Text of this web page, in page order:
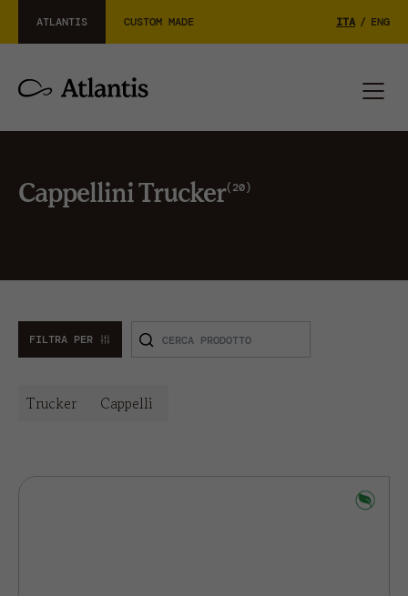
ATLANTIS CUSTOM MADE ITA / ENG
Cappellini Trucker 20
FILTRA PER
Trucker Cappelli